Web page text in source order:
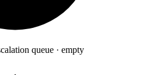
queue · empty